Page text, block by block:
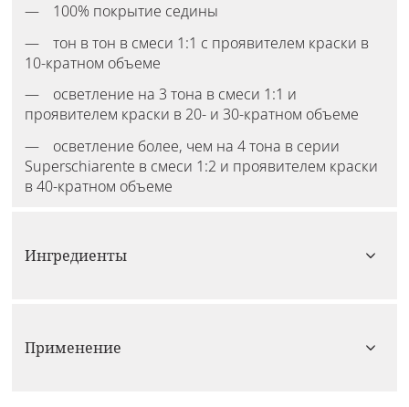
100% покрытие седины
тон в тон в смеси 1:1 с проявителем краски в
10-кратном объеме
осветление на 3 тона в смеси 1:1 и
проявителем краски в 20- и 30-кратном объеме
осветление более, чем на 4 тона в серии
Superschiarente в смеси 1:2 и проявителем краски
в 40-кратном объеме
Ингредиенты
Применение